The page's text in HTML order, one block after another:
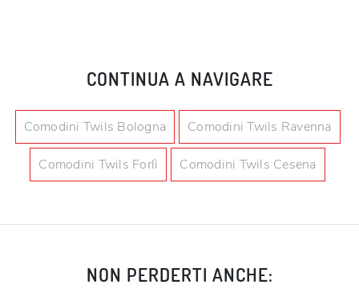
NON PERDERTI ANCHE:
CONTINUA A NAVIGARE
Comodini Twils Bologna Comodini Twils Ravenna
Comodini Twils Forlì Comodini Twils Cesena